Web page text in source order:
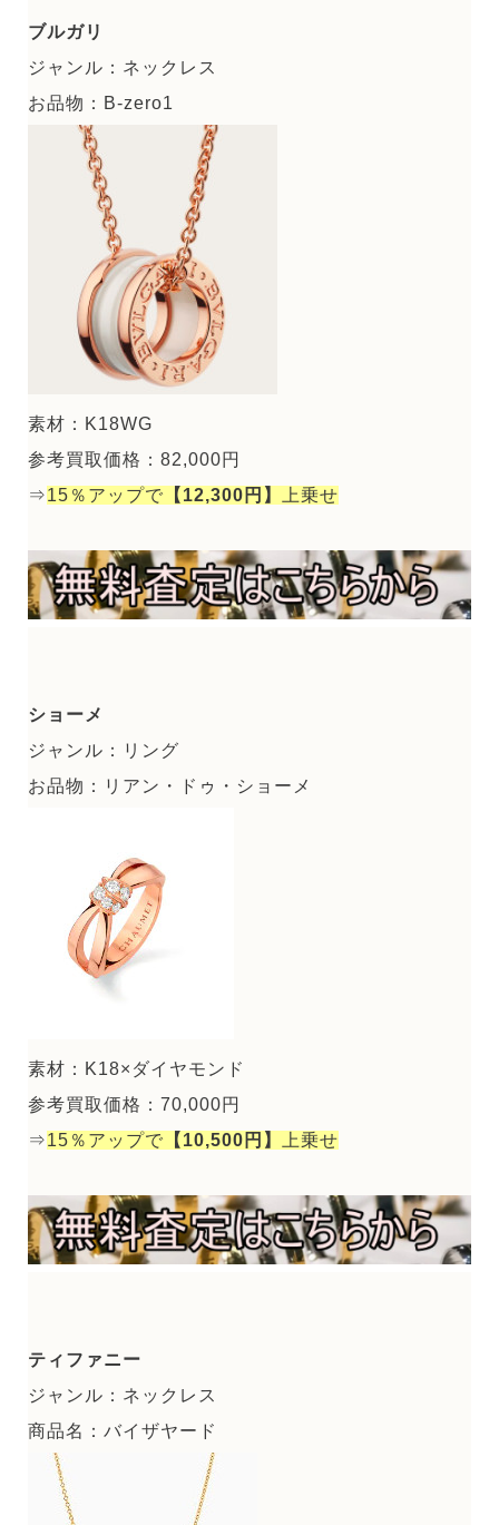
ブルガリ
ジャンル：ネックレス
お品物：B-zero1
素材：K18WG
参考買取価格：82,000円
⇒15％アップで 【12,300円】 上乗せ
ショーメ
ジャンル：リング
お品物：リアン・ドゥ・ショーメ
素材：K18×ダイヤモンド
参考買取価格：70,000円
⇒15％アップで 【10,500円】 上乗せ
ティファニー
ジャンル：ネックレス
商品名：バイザヤード